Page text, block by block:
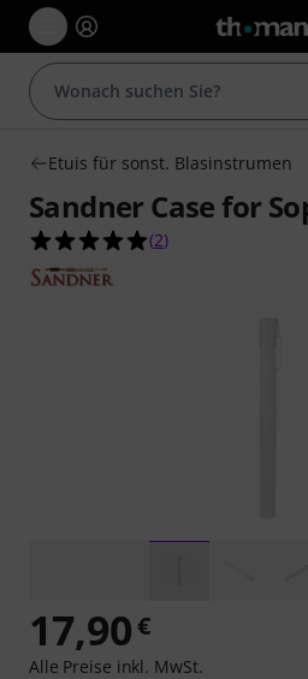
Etuis für sonst. Blasinstrumen
Sandner Case for
5.0 von 5 Sternen
(2)
17,90€
Alle Preise inkl. MwSt.